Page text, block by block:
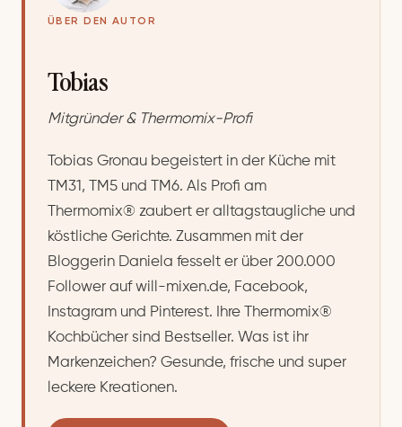
ÜBER DEN AUTOR
Tobias
Mitgründer & Thermomix-Profi
Tobias Gronau begeistert in der Küche mit
TM31, TM5 und TM6. Als Profi am
Thermomix® zaubert er alltagstaugliche und
köstliche Gerichte. Zusammen mit der
Bloggerin Daniela fesselt er über 200.000
Follower auf will-mixen.de, Facebook,
Instagram und Pinterest. Ihre Thermomix®
Kochbücher sind Bestseller. Was ist ihr
Markenzeichen? Gesunde, frische und super
leckere Kreationen.